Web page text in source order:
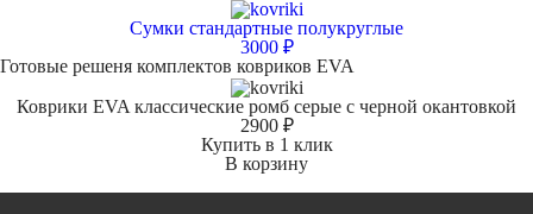
Сумки стандартные полукруглые
3000 ₽
Готовые решеня комплектов ковриков EVA
Коврики EVA классические ромб серые с черной окантовкой
2900 ₽
Купить в 1 клик
В корзину